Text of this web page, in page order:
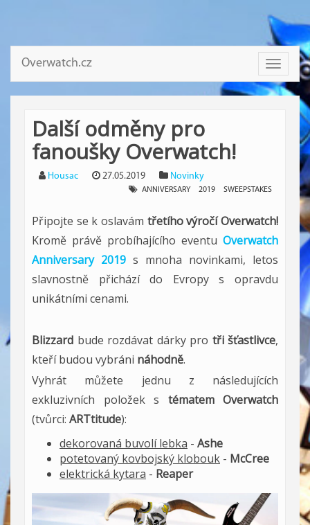
Toggle
Overwatch.cz
Další odměny pro
fanoušky Overwatch!
Housac 27.05.2019 Novinky
ANNIVERSARY 2019 SWEEPSTAKES
Připojte se k oslavám třetího výročí Overwatch!
Kromě právě probíhajícího eventu Overwatch
Anniversary 2019 s mnoha novinkami, letos
slavnostně přichází do Evropy s opravdu
unikátními cenami.
Blizzard bude rozdávat dárky pro tři šťastlivce,
kteří budou vybráni náhodně.
Vyhrát můžete jednu z následujících
exkluzivních položek s tématem Overwatch
(tvůrci: ARTtitude):
dekorovaná buvolí lebka - Ashe
potetovaný kovbojský klobouk - McCree
elektrická kytara - Reaper